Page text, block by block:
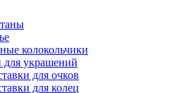
колокольчики
для украшений
для очков
для колец